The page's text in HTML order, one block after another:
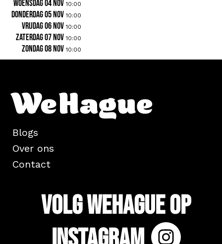
woensdag 04 nov 10:00
donderdag 05 nov 10:00
vrijdag 06 nov 10:00
zaterdag 07 nov 10:00
zondag 08 nov 10:00
Blogs
Over ons
Contact
Volg WeHague op